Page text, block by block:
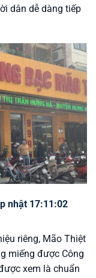
dân dễ dàng tiếp
nhật 17:11:02
riêng, Mão Thiệt
miếng được Công
xem là chuẩn